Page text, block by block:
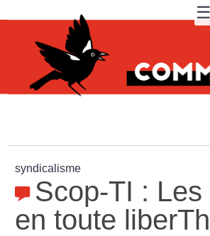
syndicalisme
Scop-TI : Les
en toute